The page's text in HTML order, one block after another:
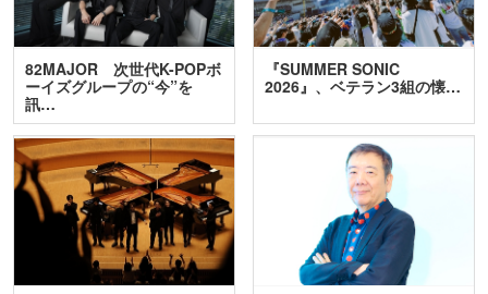
82MAJOR 次世代K-POPボ
ーイズグループの“今”を
訊…
『SUMMER SONIC
2026』、ベテラン3組の懐…